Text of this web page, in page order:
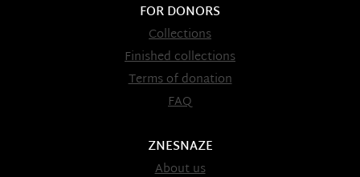
FOR DONORS
Collections
Finished collections
Terms of donation
FAQ
ZNESNAZE
About us